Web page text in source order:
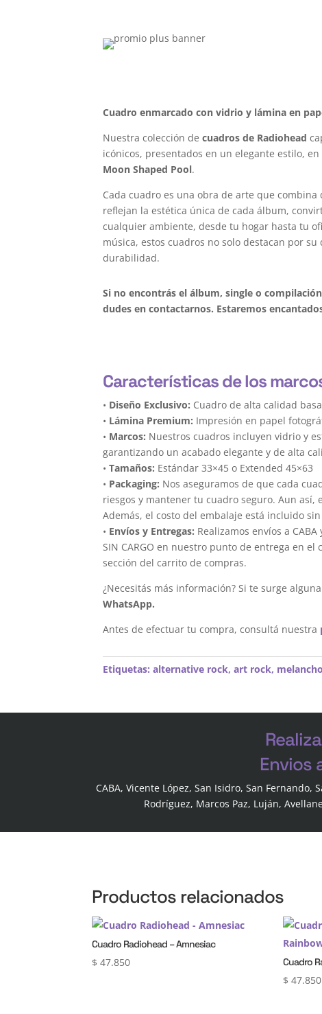
Cuadro enmarcado con vidrio y lámina en
Nuestra colección decuadros de Radiohead
icónicos, presentados en un elegante estilo,
Moon Shaped Pool.
Cada cuadro es una obra de arte que
reflejan la estética única de cada álbum,
cualquier ambiente, desde tu hogar hasta tu
música, estos cuadros no solo destacan por
durabilidad.
Si no encontrás el álbum, single o
dudes en contactarnos. Estaremos
Características de los
• Diseño Exclusivo: Cuadro de alta calidad
• Lámina Premium: Impresión en papel
• Marcos: Nuestros cuadros incluyen vidrio y
garantizando un acabado elegante y de alta
•Tamaños: Estándar 33×45 o Extended 45×63
• Packaging: Nos aseguramos de que cada
riesgos y mantener tu cuadro seguro. Aun
Además, el costo del embalaje está incluido
• Envíos y Entregas: Realizamos envíos a
SIN CARGO en nuestro punto de entrega en
sección del carrito de compras.
¿Necesitás más información? Si te surge
WhatsApp.
Antes de efectuar tu compra, consultá nuestra
Etiquetas:alternative rock,art rock,
Envios
CABA, Vicente López, San Isidro, San
Rodríguez, Marcos Paz, Luján,
Productos relacionados
Cuadro Radiohead – Amnesiac
$ 47.850 Cuadro
$ 47.850